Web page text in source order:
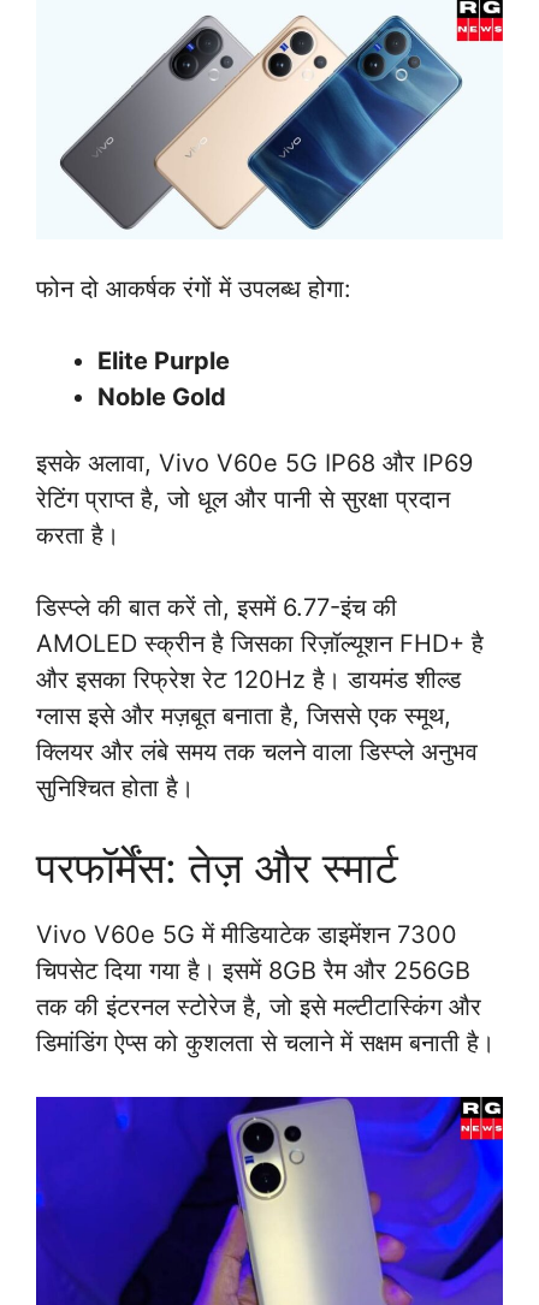
फोन दो आकर्षक रंगों में उपलब्ध होगा:
Elite Purple
Noble Gold
इसके अलावा, Vivo V60e 5G IP68 और IP69
रेटिंग प्राप्त है, जो धूल और पानी से सुरक्षा प्रदान
करता है।
डिस्प्ले की बात करें तो, इसमें 6.77-इंच की
AMOLED स्क्रीन है जिसका रिज़ॉल्यूशन FHD+ है
और इसका रिफ्रेश रेट 120Hz है। डायमंड शील्ड
ग्लास इसे और मज़बूत बनाता है, जिससे एक स्मूथ,
क्लियर और लंबे समय तक चलने वाला डिस्प्ले अनुभव
सुनिश्चित होता है।
परफॉर्मेंस: तेज़ और स्मार्ट
Vivo V60e 5G में मीडियाटेक डाइमेंशन 7300
चिपसेट दिया गया है। इसमें 8GB रैम और 256GB
तक की इंटरनल स्टोरेज है, जो इसे मल्टीटास्किंग और
डिमांडिंग ऐप्स को कुशलता से चलाने में सक्षम बनाती है।